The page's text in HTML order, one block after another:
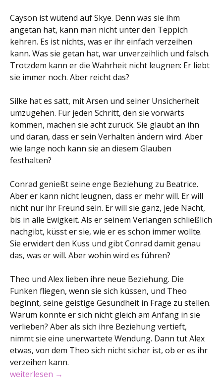
Cayson ist wütend auf Skye. Denn was sie ihm
angetan hat, kann man nicht unter den Teppich
kehren. Es ist nichts, was er ihr einfach verzeihen
kann. Was sie getan hat, war unverzeihlich und falsch.
Trotzdem kann er die Wahrheit nicht leugnen: Er liebt
sie immer noch. Aber reicht das?
Silke hat es satt, mit Arsen und seiner Unsicherheit
umzugehen. Für jeden Schritt, den sie vorwärts
kommen, machen sie acht zurück. Sie glaubt an ihn
und daran, dass er sein Verhalten ändern wird. Aber
wie lange noch kann sie an diesem Glauben
festhalten?
Conrad genießt seine enge Beziehung zu Beatrice.
Aber er kann nicht leugnen, dass er mehr will. Er will
nicht nur ihr Freund sein. Er will sie ganz, jede Nacht,
bis in alle Ewigkeit. Als er seinem Verlangen schließlich
nachgibt, küsst er sie, wie er es schon immer wollte.
Sie erwidert den Kuss und gibt Conrad damit genau
das, was er will. Aber wohin wird es führen?
Theo und Alex lieben ihre neue Beziehung. Die
Funken fliegen, wenn sie sich küssen, und Theo
beginnt, seine geistige Gesundheit in Frage zu stellen.
Warum konnte er sich nicht gleich am Anfang in sie
verlieben? Aber als sich ihre Beziehung vertieft,
nimmt sie eine unerwartete Wendung. Dann tut Alex
etwas, von dem Theo sich nicht sicher ist, ob er es ihr
verzeihen kann.
Buchvorstellung: Es ist niemals genug
weiterlesen →